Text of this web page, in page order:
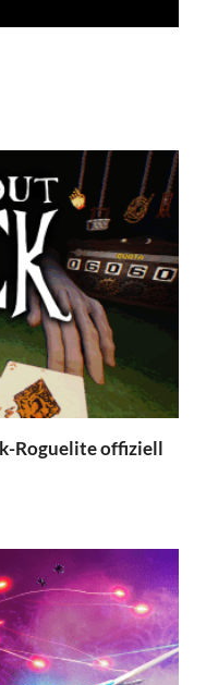
Roguelite offiziell